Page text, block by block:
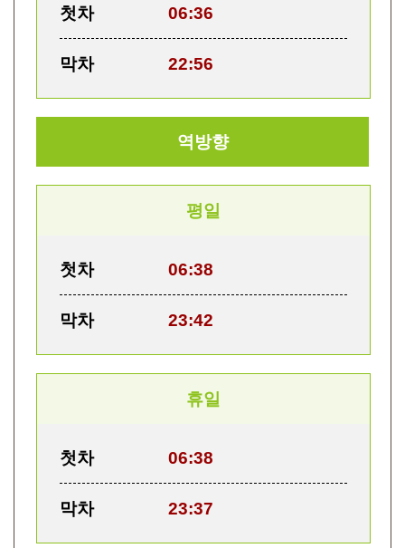
첫차 06:36
막차 22:56
역방향
평일
첫차 06:38
막차 23:42
휴일
첫차 06:38
막차 23:37